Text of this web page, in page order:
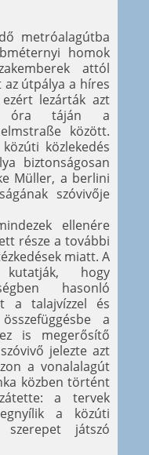
metróalagútba
homok
attól
útpálya a híres
lezárták azt
óra táján a
között.
közlekedés
biztonságosan
Müller, a berlini
szóvivője
ellenére
része a további
miatt. A
hogy
hasonló
a talajvízzel és
a
is megerősítő
jelezte azt
a vonalalagút
közben történt
a tervek
a közúti
játszó